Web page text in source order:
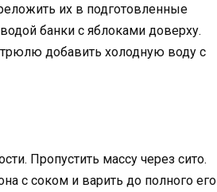
их в подготовленные
банки с яблоками доверху.
добавить холодную воду с
Пропустить массу через сито.
с соком и варить до полного его